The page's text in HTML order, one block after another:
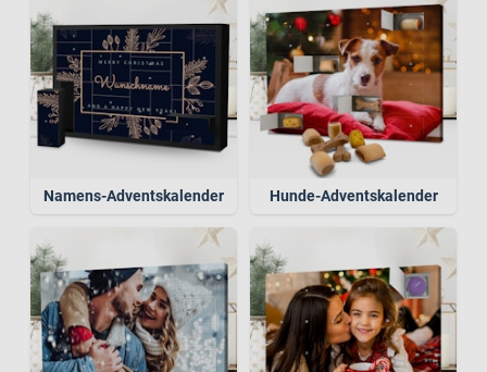
Namens-Adventskalender Hunde-Adventskalender